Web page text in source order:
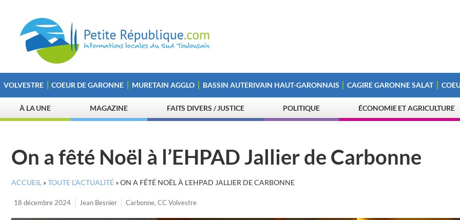
VOLVESTRE COEUR DE GARONNE MURETAIN AGGLO BASSIN AUTERIVAIN HAUT-GARONNAIS CAGIRE GARONNE SALAT
À LA UNE MAGAZINE FAITS DIVERS / JUSTICE POLITIQUE ÉCONOMIE ET AGRICULTURE
On a fêté Noël à l’EHPAD Jallier de Carbonne
ACCUEIL »TOUTE L’ACTUALITÉ »ON A FÊTÉ NOËL À L’EHPAD JALLIER DE CARBONNE
18 décembre 2024 Jean Besnier Carbonne, CC Volvestre